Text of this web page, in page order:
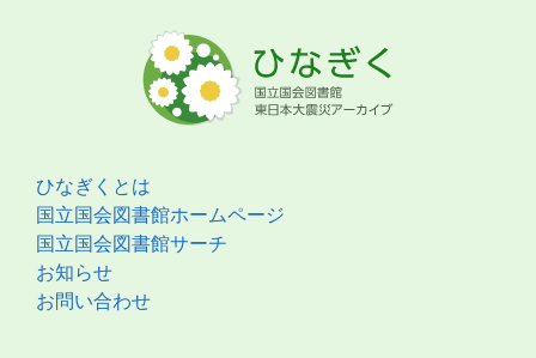
ひなぎくとは
国立国会図書館ホームページ
国立国会図書館サーチ
お知らせ
お問い合わせ